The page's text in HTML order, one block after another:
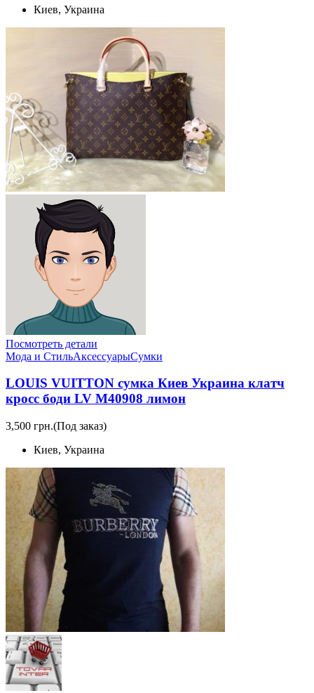
Киев, Украина
Посмотреть детали
Мода и СтильАксессуарыСумки
LOUIS VUITTON сумка Киев Украина клатч
кросс боди LV M40908 лимон
3,500 грн.(Под заказ)
Киев, Украина